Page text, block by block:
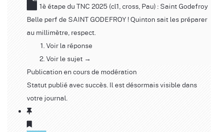
1è étape du TNC 2025 (cl1, cross, Pau) : Saint Godefroy
Belle perf de SAINT GODEFROY ! Quinton sait les préparer
au millimètre, respect.
Voir la réponse
Voir le sujet →
Publication en cours de modération
Statut publié avec succès. Il est désormais visible dans
votre journal.